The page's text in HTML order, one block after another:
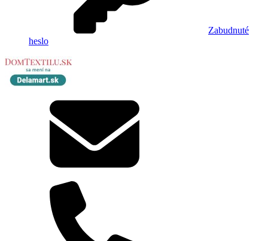
Zabudnuté
heslo